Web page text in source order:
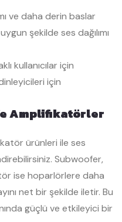
ve daha derin baslar
şekilde ses dağılımı
kullanıcılar için
için
Amplifikatörler
ürünleri ile ses
Subwoofer,
ise hoparlörlere daha
net bir şekilde iletir. Bu
güçlü ve etkileyici bir